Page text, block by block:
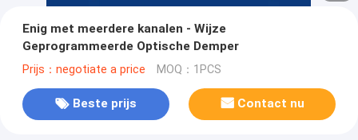
Enig met meerdere kanalen - Wijze
Geprogrammeerde Optische Demper
Prijs：negotiate a price MOQ：1PCS
Beste prijs Contact nu